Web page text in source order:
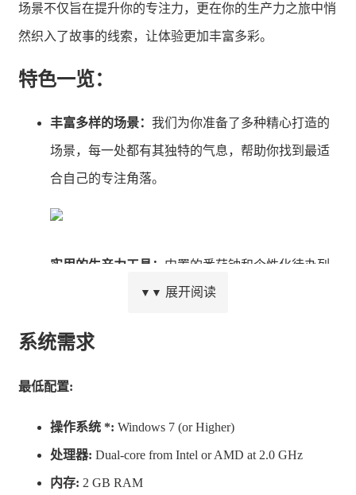
场景不仅旨在提升你的专注力，更在你的生产力之旅中悄
然织入了故事的线索，让体验更加丰富多彩。
特色一览：
丰富多样的场景： 我们为你准备了多种精心打造的
场景，每一处都有其独特的气息，帮助你找到最适
合自己的专注角落。
实用的生产力工具： 内置的番茄钟和个性化待办列
表助你高效规划时间，让复杂的任务变得简单可管
境声，旨在营造出最佳的集中或放松状态。
▼▼ 展开阅读
系统需求
最低配置:
操作系统 *: Windows 7 (or Higher)
处理器: Dual-core from Intel or AMD at 2.0 GHz
内存: 2 GB RAM